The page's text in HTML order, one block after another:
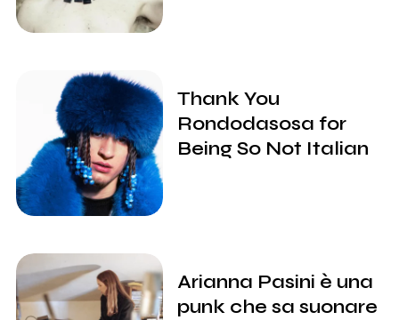
Thank You
Rondodasosa for
Being So Not Italian
Arianna Pasini è una
punk che sa suonare